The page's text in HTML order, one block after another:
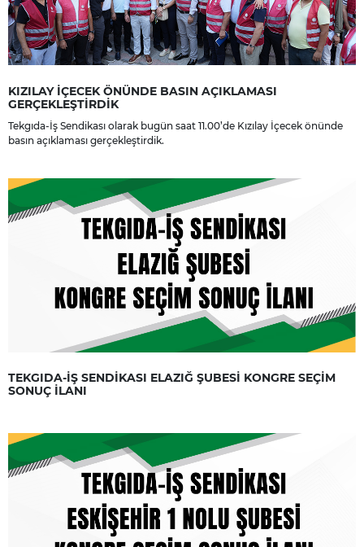
KIZILAY İÇECEK ÖNÜNDE BASIN AÇIKLAMASI
GERÇEKLEŞTİRDİK
Tekgıda-İş Sendikası olarak bugün saat 11.00’de Kızılay İçecek önünde
basın açıklaması gerçekleştirdik.
TEKGIDA-İŞ SENDİKASI ELAZIĞ ŞUBESİ KONGRE SEÇİM
SONUÇ İLANI